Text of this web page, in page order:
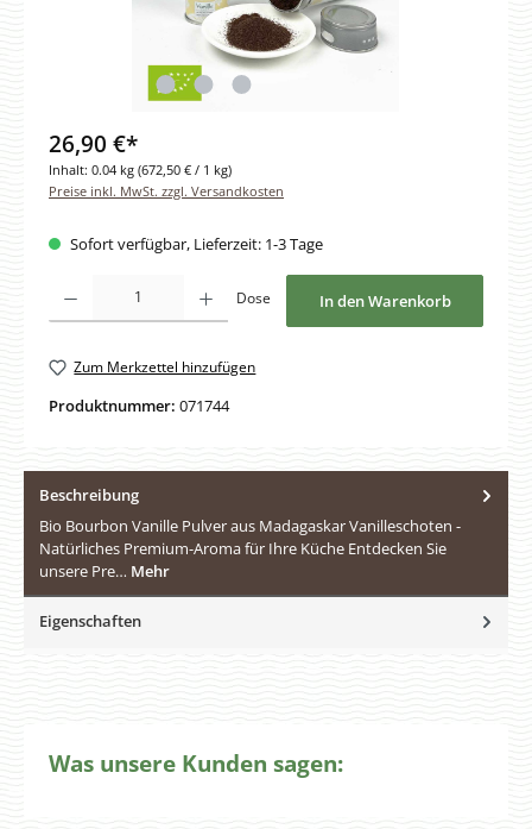
26,90 €*
Inhalt: 0.04 kg (672,50 € / 1 kg)
Preise inkl. MwSt. zzgl. Versandkosten
Sofort verfügbar, Lieferzeit: 1-3 Tage
Produkt Anzahl: Gib den gewünschten Wert ein oder benutze die
Dose In den Warenkorb
Zum Merkzettel hinzufügen
Produktnummer: 071744
Beschreibung
Bio Bourbon Vanille Pulver aus Madagaskar Vanilleschoten -
Natürliches Premium-Aroma für Ihre Küche Entdecken Sie
unsere Pre… Mehr
Eigenschaften
Was unsere Kunden sagen: